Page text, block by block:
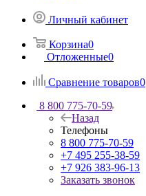
Личный кабинет
Корзина0
Отложенные0
Сравнение товаров0
8 800 775-70-59
Назад
Телефоны
8 800 775-70-59
+7 495 255-38-59
+7 926 383-96-13
Заказать звонок